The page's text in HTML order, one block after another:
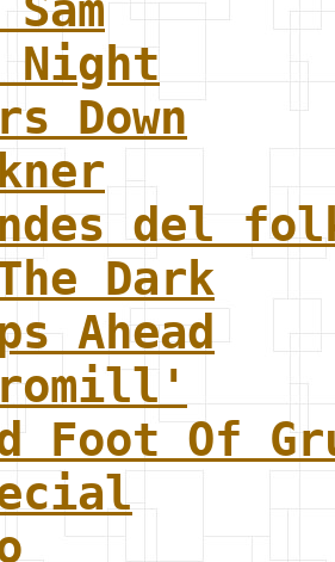
Night
Down
del
Dark
Ahead
Foot Of